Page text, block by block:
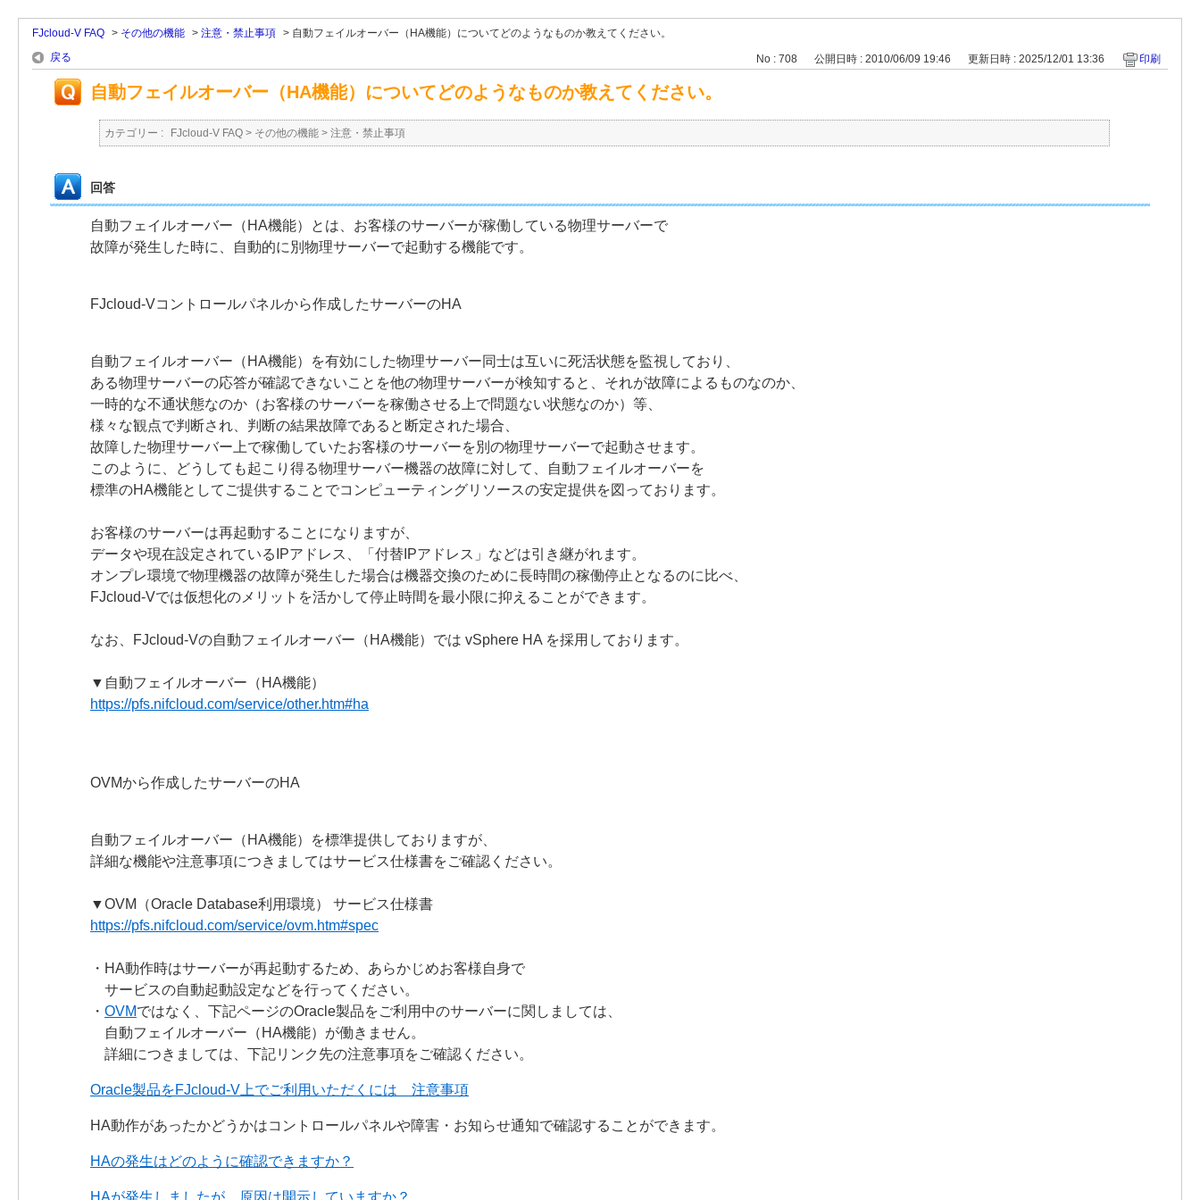
FJcloud-V FAQ > その他の機能 > 注意・禁止事項 > 自動フェイルオーバー（HA機能）についてどのようなものか教えてください。
戻る
No : 708 公開日時 : 2010/06/09 19:46 更新日時 : 2025/12/01 13:36 印刷
自動フェイルオーバー（HA機能）についてどのようなものか教えてください。
カテゴリー : FJcloud-V FAQ > その他の機能 > 注意・禁止事項
回答
自動フェイルオーバー（HA機能）とは、お客様のサーバーが稼働している物理サーバーで
故障が発生した時に、自動的に別物理サーバーで起動する機能です。
FJcloud-Vコントロールパネルから作成したサーバーのHA
自動フェイルオーバー（HA機能）を有効にした物理サーバー同士は互いに死活状態を監視しており、
ある物理サーバーの応答が確認できないことを他の物理サーバーが検知すると、それが故障によるものなのか、
一時的な不通状態なのか（お客様のサーバーを稼働させる上で問題ない状態なのか）等、
様々な観点で判断され、判断の結果故障であると断定された場合、
故障した物理サーバー上で稼働していたお客様のサーバーを別の物理サーバーで起動させます。
このように、どうしても起こり得る物理サーバー機器の故障に対して、自動フェイルオーバーを
標準のHA機能としてご提供することでコンピューティングリソースの安定提供を図っております。
お客様のサーバーは再起動することになりますが、
データや現在設定されているIPアドレス、「付替IPアドレス」などは引き継がれます。
オンプレ環境で物理機器の故障が発生した場合は機器交換のために長時間の稼働停止となるのに比べ、
FJcloud-Vでは仮想化のメリットを活かして停止時間を最小限に抑えることができます。
なお、FJcloud-Vの自動フェイルオーバー（HA機能）では vSphere HA を採用しております。
▼自動フェイルオーバー（HA機能）
https://pfs.nifcloud.com/service/other.htm#ha
OVMから作成したサーバーのHA
自動フェイルオーバー（HA機能）を標準提供しておりますが、
詳細な機能や注意事項につきましてはサービス仕様書をご確認ください。
▼OVM（Oracle Database利用環境） サービス仕様書
https://pfs.nifcloud.com/service/ovm.htm#spec
・HA動作時はサーバーが再起動するため、あらかじめお客様自身で
サービスの自動起動設定などを行ってください。
・ OVMではなく、下記ページのOracle製品をご利用中のサーバーに関しましては、
自動フェイルオーバー（HA機能）が働きません。
詳細につきましては、下記リンク先の注意事項をご確認ください。
Oracle製品をFJcloud-V上でご利用いただくには 注意事項
HA動作があったかどうかはコントロールパネルや障害・お知らせ通知で確認することができます。
HAの発生はどのように確認できますか？
HAが発生しましたが、原因は開示していますか？